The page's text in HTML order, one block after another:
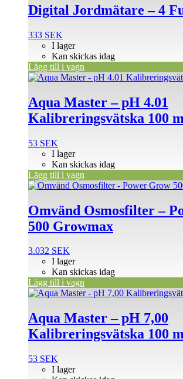
Digital Jordmätare – 4
333 SEK
I lager
Kan skickas idag
Lägg till i vagn
Aqua Master – pH 4.01
Kalibreringsvätska 100
53 SEK
I lager
Kan skickas idag
Lägg till i vagn
Omvänd Osmosfilter –
500 Growmax
3.032 SEK
I lager
Kan skickas idag
Lägg till i vagn
Aqua Master – pH 7,00
Kalibreringsvätska 100
53 SEK
I lager